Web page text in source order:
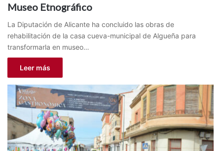
Museo Etnográfico
La Diputación de Alicante ha concluido las obras de
rehabilitación de la casa cueva-municipal de Algueña para
transformarla en museo…
Leer más